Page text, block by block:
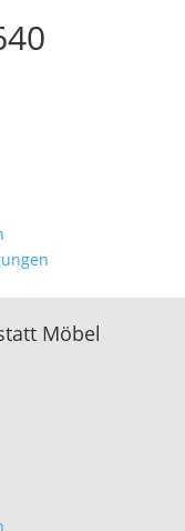
Möbel